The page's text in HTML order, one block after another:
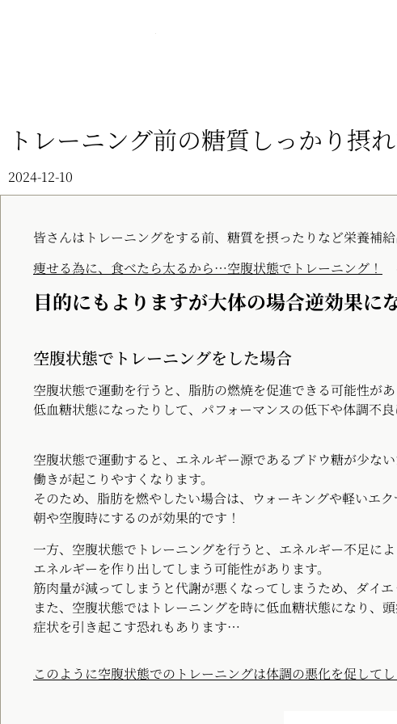
トレーニング前の糖質しっかり摂
2024-12-10
皆さんはトレーニングをする前、糖質を摂ったりなど栄養補
痩せる為に、食べたら太るから…空腹状態でトレーニング！
目的にもよりますが大体の場合逆効果に
空腹状態でトレーニングをした場合
空腹状態で運動を行うと、脂肪の燃焼を促進できる可能性が
低血糖状態になったりして、パフォーマンスの低下や体調不良
空腹状態で運動すると、エネルギー源であるブドウ糖が少な
働きが起こりやすくなります。
そのため、脂肪を燃やしたい場合は、ウォーキングや軽いエ
朝や空腹時にするのが効果的です！
一方、空腹状態でトレーニングを行うと、エネルギー不足に
エネルギーを作り出してしまう可能性があります。
筋肉量が減ってしまうと代謝が悪くなってしまうため、ダイエ
また、空腹状態ではトレーニングを時に低血糖状態になり、
症状を引き起こす恐れもあります…
このように空腹状態でのトレーニングは体調の悪化を促して